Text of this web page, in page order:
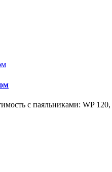
с паяльниками: WP